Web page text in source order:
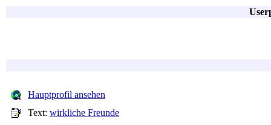
Hauptprofil ansehen
Text: wirkliche Freunde